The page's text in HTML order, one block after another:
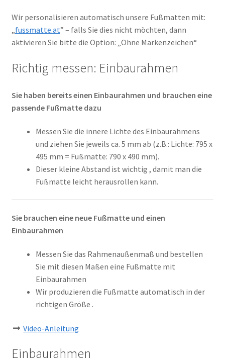
Wir personalisieren automatisch unsere Fußmatten mit:
„fussmatte.at” – falls Sie dies nicht möchten, dann
aktivieren Sie bitte die Option: „Ohne Markenzeichen“
Richtig messen: Einbaurahmen
Sie haben bereits einen Einbaurahmen und brauchen eine
passende Fußmatte dazu
Messen Sie die innere Lichte des Einbaurahmens
und ziehen Sie jeweils ca. 5 mm ab (z.B.: Lichte: 795 x
495 mm = Fußmatte: 790 x 490 mm).
Dieser kleine Abstand ist wichtig , damit man die
Fußmatte leicht herausrollen kann.
Sie brauchen eine neue Fußmatte und einen
Einbaurahmen
Messen Sie das Rahmenaußenmaß und bestellen
Sie mit diesen Maßen eine Fußmatte mit
Einbaurahmen
Wir produzieren die Fußmatte automatisch in der
richtigen Größe .
Video-Anleitung
Einbaurahmen